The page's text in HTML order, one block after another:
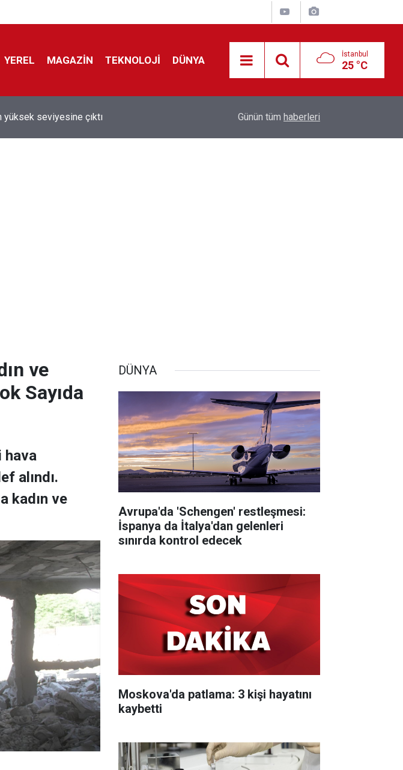
YEREL MAGAZİN TEKNOLOJİ DÜNYA İstanbul
25 °C
suç duyurusu
kontrol edecek
Günün tüm haberleri
ve
Sayıda
hava
alındı.
kadın ve
DÜNYA
Avrupa'da 'Schengen' restleşmesi:
İspanya da İtalya'dan gelenleri
sınırda kontrol edecek
Moskova'da patlama: 3 kişi hayatını
kaybetti